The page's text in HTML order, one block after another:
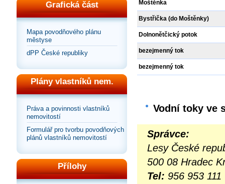
Grafická část
Mapa povodňového plánu
městyse
dPP České republiky
Plány vlastníků nem.
Práva a povinnosti vlastníků
nemovitostí
Formulář pro tvorbu povodňových
plánů vlastníků nemovitostí
Přílohy
Moštěnka
Bystřička (do Moštěnky)
Dolnonětčický potok
bezejmenný tok
bezejmenný tok
Vodní toky ve
Správce:
Lesy České
500 08 Hradec
Tel: 956 953 111